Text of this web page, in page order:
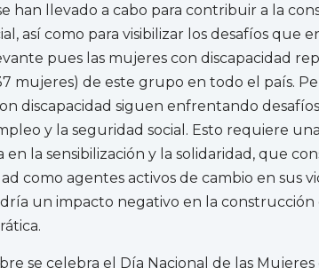
han llevado a cabo para contribuir a la
así como para visibilizar los desafíos que
pues las mujeres con discapacidad
mujeres) de este grupo en todo el país.
discapacidad siguen enfrentando
y la seguridad social. Esto requiere
en la sensibilización y la solidaridad, que
como agentes activos de cambio en sus
un impacto negativo en la construcción
se celebra el Día Nacional de las Mujeres